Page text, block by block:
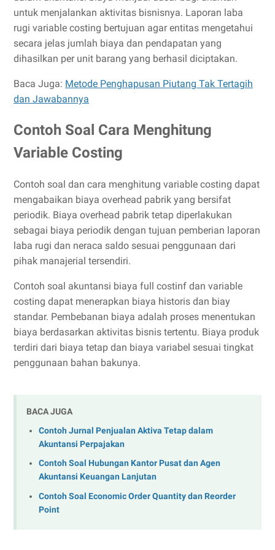
untuk menjalankan aktivitas bisnisnya. Laporan laba
rugi variable costing bertujuan agar entitas mengetahui
secara jelas jumlah biaya dan pendapatan yang
dihasilkan per unit barang yang berhasil diciptakan.
Baca Juga: Metode Penghapusan Piutang Tak Tertagih
dan Jawabannya
Contoh Soal Cara Menghitung
Variable Costing
Contoh soal dan cara menghitung variable costing dapat
mengabaikan biaya overhead pabrik yang bersifat
periodik. Biaya overhead pabrik tetap diperlakukan
sebagai biaya periodik dengan tujuan pemberian laporan
laba rugi dan neraca saldo sesuai penggunaan dari
pihak manajerial tersendiri.
Contoh soal akuntansi biaya full costinf dan variable
costing dapat menerapkan biaya historis dan biay
standar. Pembebanan biaya adalah proses menentukan
biaya berdasarkan aktivitas bisnis tertentu. Biaya produk
terdiri dari biaya tetap dan biaya variabel sesuai tingkat
penggunaan bahan bakunya.
BACA JUGA
Contoh Jurnal Penjualan Aktiva Tetap dalam
Akuntansi Perpajakan
Contoh Soal Hubungan Kantor Pusat dan Agen
Akuntansi Keuangan Lanjutan
Contoh Soal Economic Order Quantity dan Reorder
Point